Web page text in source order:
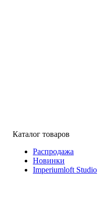
Каталог товаров
Распродажа
Новинки
Imperiumloft Studio